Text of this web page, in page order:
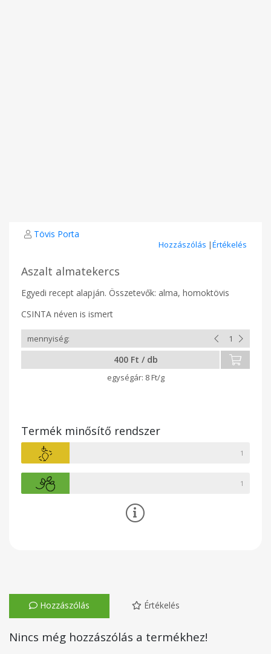
Tövis Porta
Hozzászólás |Értékelés
Aszalt almatekercs
Egyedi recept alapján. Összetevők: alma, homoktövis
CSINTA néven is ismert
400 Ft / db
8 Ft/g
Termék minősítő rendszer
1
1
Hozzászólás Értékelés
Nincs még hozzászólás a termékhez!